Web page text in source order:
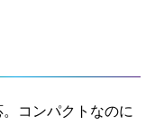
コンパクトなのに